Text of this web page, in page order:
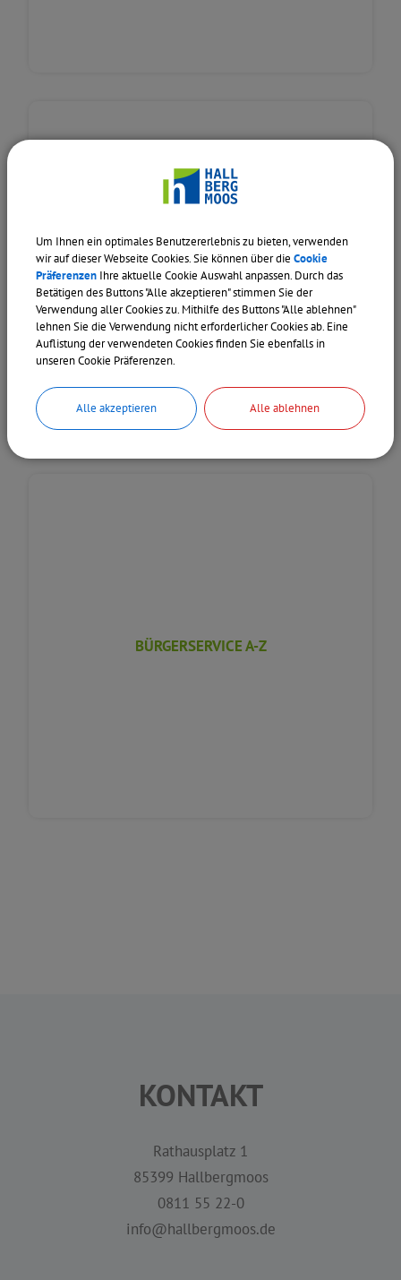
MUNICH AIRPORT BUSINESS PARK
BÜRGERSERVICE A-Z
KONTAKT
Rathausplatz 1
85399 Hallbergmoos
0811 55 22-0
info@hallbergmoos.de
Um Ihnen ein optimales Benutzererlebnis zu bieten, verwenden
wir auf dieser Webseite Cookies. Sie können über die Cookie
Präferenzen Ihre aktuelle Cookie Auswahl anpassen. Durch das
Betätigen des Buttons "Alle akzeptieren" stimmen Sie der
Verwendung aller Cookies zu. Mithilfe des Buttons "Alle ablehnen"
lehnen Sie die Verwendung nicht erforderlicher Cookies ab. Eine
Auflistung der verwendeten Cookies finden Sie ebenfalls in
unseren Cookie Präferenzen.
Alle akzeptieren Alle ablehnen